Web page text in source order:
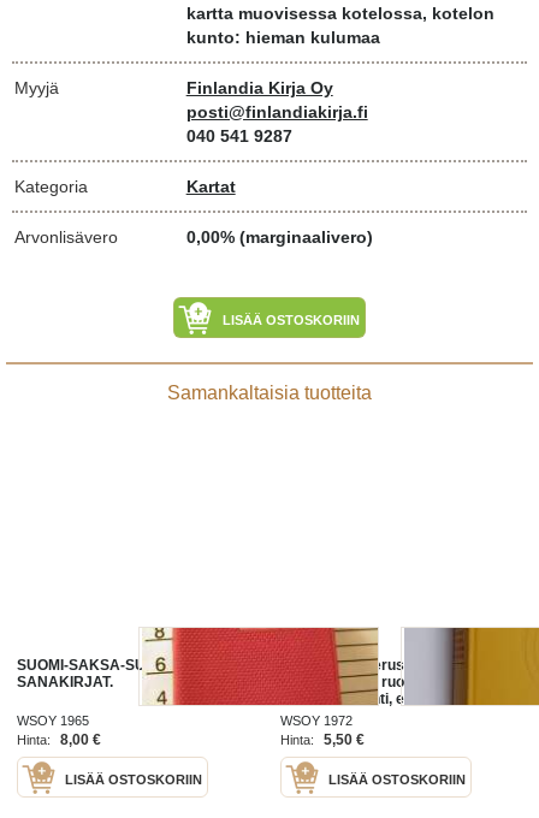
kartta muovisessa kotelossa, kotelon
kunto: hieman kulumaa
Myyjä
Finlandia Kirja Oy
posti@finlandiakirja.fi
040 541 9287
Kategoria Kartat
Arvonlisävero 0,00% (marginaalivero)
LISÄÄ OSTOSKORIIN
Samankaltaisia tuotteita
SUOMI-SAKSA-SUOMI PUNAISET
SANAKIRJAT.
WSOY 1965
Hinta:
8,00 €
LISÄÄ OSTOSKORIIN
Koululaisen perussanakirja :
suomi - ruotsi, ruotsi - suomi,
suomi - englanti, englanti-suomi
WSOY 1972
Hinta:
5,50 €
LISÄÄ OSTOSKORIIN